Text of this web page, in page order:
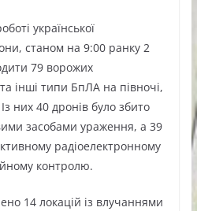
української
станом на 9:00 ранку 2
79 ворожих
інші типи БпЛА на півночі,
них 40 дронів було збито
засобами ураження, а 39
радіоелектронному
контролю.
14 локацій із влучаннями